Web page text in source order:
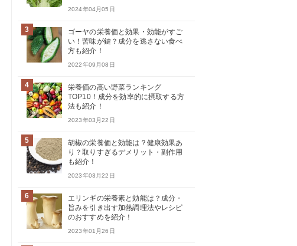
2024年04月05日
3
ゴーヤの栄養価と効果・効能がすご
い！苦味が鍵？成分を逃さない食べ
方も紹介！
2022年09月08日
4
栄養価の高い野菜ランキング
TOP10！成分を効率的に摂取する方
法も紹介！
2023年03月22日
5
胡椒の栄養価と効能は？健康効果あ
り？取りすぎるデメリット・副作用
も紹介！
2023年03月22日
6
エリンギの栄養素と効能は？成分・
旨みを引き出す加熱調理法やレシピ
のおすすめを紹介！
2023年01月26日